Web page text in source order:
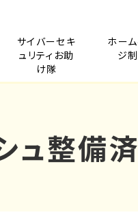
サイバーセキ
ュリティお助
け隊
ホー
ジ
ュ整備